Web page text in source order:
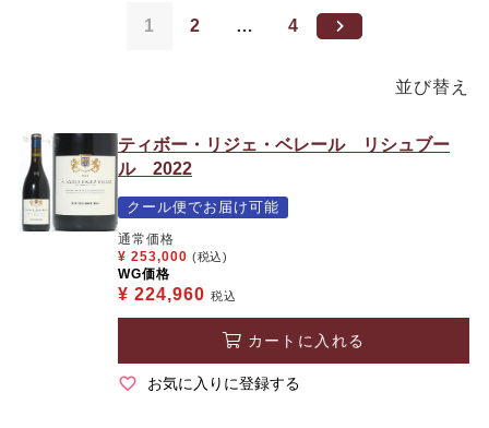
並び替え
1 2 … 4
ティボー・リジェ・ベレール リシュブー
ル 2022
クール便でお届け可能
通常価格
¥ 253,000 (税込)
WG価格
¥ 224,960 税込
カートに入れる
お気に入りに登録する